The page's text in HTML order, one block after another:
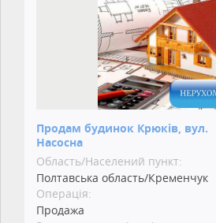
Продам будинок Крюків, вул.
Насосна
Область/Населений пункт:
Полтавська область/Кременчук
Операція:
Продажа